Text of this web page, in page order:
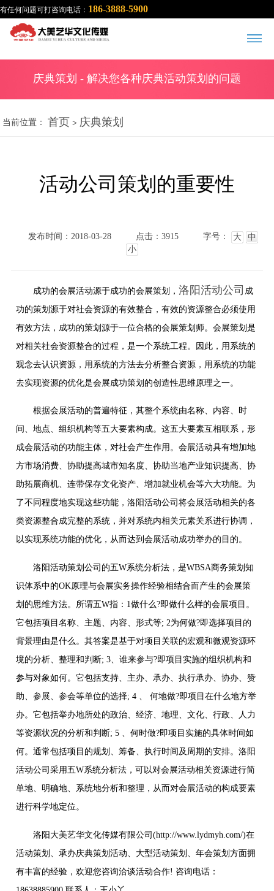
有任何问题可打咨询电话： 186-3888-5900
庆典策划 - 解决您各种庆典活动策划的问题
当前位置： 首页 > 庆典策划
活动公司策划的重要性
发布时间：2018-03-28 点击：3915 字号： 大
中
小
成功的会展活动源于成功的会展策划，洛阳活动公司 成
功的策划源于对社会资源的有效整合，有效的资源整合必须使用
有效方法，成功的策划源于一位合格的会展策划师。会展策划是
对相关社会资源整合的过程，是一个系统工程。因此，用系统的
观念去认识资源，用系统的方法去分析整合资源，用系统的功能
去实现资源的优化是会展成功策划的创造性思维原理之一。
根据会展活动的普遍特征，其整个系统由名称、内容、时
间、地点、组织机构等五大要素构成。这五大要素互相联系，形
成会展活动的功能主体，对社会产生作用。会展活动具有增加地
方市场消费、协助提高城市知名度、协助当地产业知识提高、协
助拓展商机、连带保存文化资产、增加就业机会等六大功能。为
了不同程度地实现这些功能，洛阳活动公司将会展活动相关的各
类资源整合成完整的系统，并对系统内相关元素关系进行协调，
以实现系统功能的优化，从而达到会展活动成功举办的目的。
洛阳活动策划公司的五W系统分析法，是WBSA商务策划知
识体系中的OK原理与会展实务操作经验相结合而产生的会展策
划的思维方法。所谓五W指：1做什么?即做什么样的会展项目。
它包括项目名称、主题、内容、形式等; 2为何做?即选择项目的
背景理由是什么。其答案是基于对项目关联的宏观和微观资源环
境的分析、整理和判断; 3、谁来参与?即项目实施的组织机构和
参与对象如何。它包括支持、主办、承办、执行承办、协办、赞
助、参展、参会等单位的选择; 4 、 何地做?即项目在什么地方举
办。它包括举办地所处的政治、经济、地理、文化、行政、人力
等资源状况的分析和判断; 5 、何时做?即项目实施的具体时间如
何。通常包括项目的规划、筹备、执行时间及周期的安排。洛阳
活动公司采用五W系统分析法，可以对会展活动相关资源进行简
单地、明确地、系统地分析和整理，从而对会展活动的构成要素
进行科学地定位。
洛阳大美艺华文化传媒有限公司(http://www.lydmyh.com/)在
活动策划、承办庆典策划活动、大型活动策划、年会策划方面拥
有丰富的经验，欢迎您咨询洽谈活动合作! 咨询电话：